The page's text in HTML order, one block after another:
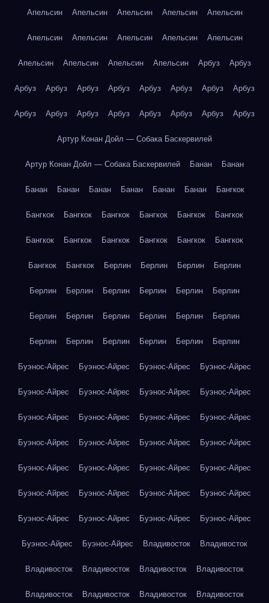
Апельсин Апельсин Апельсин Апельсин Апельсин
Апельсин Апельсин Апельсин Апельсин Апельсин
Апельсин Апельсин Апельсин Апельсин Арбуз Арбуз
Арбуз Арбуз Арбуз Арбуз Арбуз Арбуз Арбуз Арбуз
Арбуз Арбуз Арбуз Арбуз Арбуз Арбуз Арбуз Арбуз
Артур Конан Дойл — Собака Баскервилей
Артур Конан Дойл — Собака Баскервилей Банан Банан
Банан Банан Банан Банан Банан Банан Бангкок
Бангкок Бангкок Бангкок Бангкок Бангкок Бангкок
Бангкок Бангкок Бангкок Бангкок Бангкок Бангкок
Бангкок Бангкок Берлин Берлин Берлин Берлин
Берлин Берлин Берлин Берлин Берлин Берлин
Берлин Берлин Берлин Берлин Берлин Берлин
Берлин Берлин Берлин Берлин Берлин Берлин
Буэнос-Айрес Буэнос-Айрес Буэнос-Айрес Буэнос-Айрес
Буэнос-Айрес Буэнос-Айрес Буэнос-Айрес Буэнос-Айрес
Буэнос-Айрес Буэнос-Айрес Буэнос-Айрес Буэнос-Айрес
Буэнос-Айрес Буэнос-Айрес Буэнос-Айрес Буэнос-Айрес
Буэнос-Айрес Буэнос-Айрес Буэнос-Айрес Буэнос-Айрес
Буэнос-Айрес Буэнос-Айрес Буэнос-Айрес Буэнос-Айрес
Буэнос-Айрес Буэнос-Айрес Буэнос-Айрес Буэнос-Айрес
Буэнос-Айрес Буэнос-Айрес Владивосток Владивосток
Владивосток Владивосток Владивосток Владивосток
Владивосток Владивосток Владивосток Владивосток